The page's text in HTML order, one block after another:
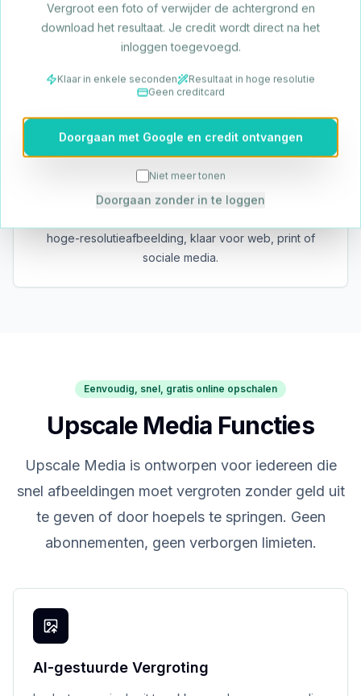
gezichtsverbetering in voor portretten en
groepsfoto's.
3. Direct Downloaden
Geen aanmeldformulieren, geen watermerken. Bekijk
hoge-resolutieafbeelding, klaar voor web, print of
sociale media.
Eenvoudig, snel, gratis online opschalen
Upscale Media Functies
Upscale Media is ontworpen voor iedereen die
snel afbeeldingen moet vergroten zonder geld uit
te geven of door hoepels te springen. Geen
abonnementen, geen verborgen limieten.
AI-gestuurde Vergroting
Vergroot een foto of verwijder de achtergrond en
download het resultaat. Je credit wordt direct na het
inloggen toegevoegd.
Klaar in enkele seconden
Resultaat in hoge resolutie
Geen creditcard
Doorgaan met Google en credit ontvangen
Niet meer tonen
Doorgaan zonder in te loggen